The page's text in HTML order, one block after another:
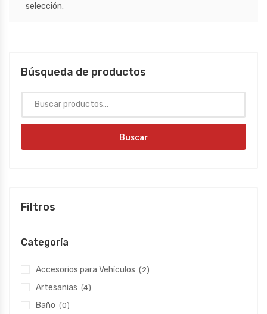
selección.
Búsqueda de productos
Buscar
Filtros
Categoría
Accesorios para Vehículos (2)
Artesanias (4)
Baño (0)